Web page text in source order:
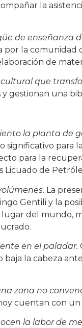
la
de enseñanza
por la
de
que
gestionan una
la planta de
para
para la
Licuado de
La
Gentili y la
del mundo,
en el paladar.
la cabeza
zona no
cuentan con
la labor de